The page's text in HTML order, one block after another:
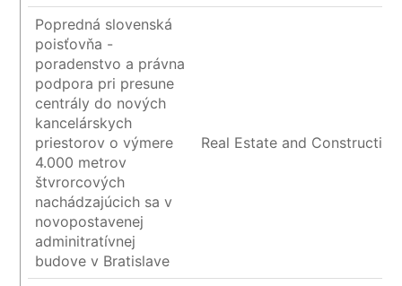
Popredná slovenská
poisťovňa -
poradenstvo a právna
podpora pri presune
centrály do nových
kancelárskych
priestorov o výmere
4.000 metrov
štvrorcových
nachádzajúcich sa v
novopostavenej
adminitratívnej
budove v Bratislave
Real Estate and Construction